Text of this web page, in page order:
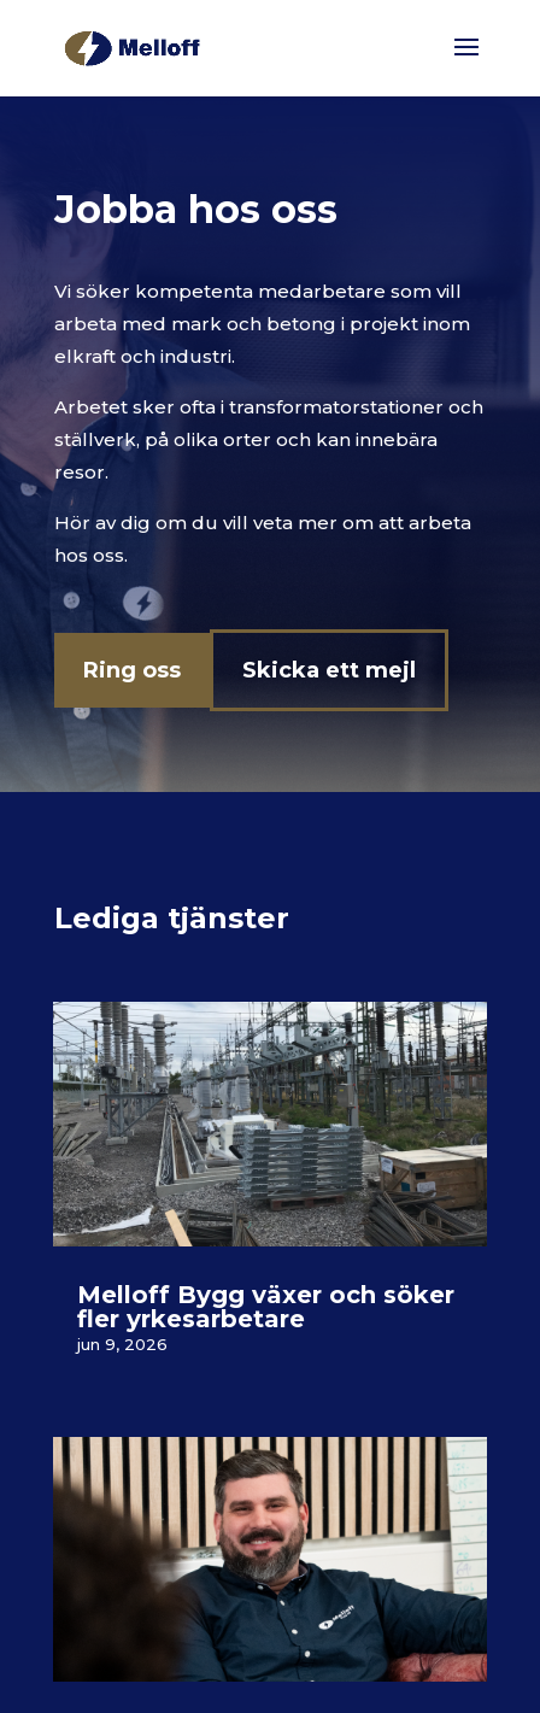
Jobba hos oss
Vi söker kompetenta medarbetare som vill
arbeta med mark och betong i projekt inom
elkraft och industri.
Arbetet sker ofta i transformatorstationer och
ställverk, på olika orter och kan innebära
resor.
Hör av dig om du vill veta mer om att arbeta
hos oss.
Ring oss Skicka ett mejl
Lediga tjänster
Melloff Bygg växer och söker
fler yrkesarbetare
jun 9, 2026